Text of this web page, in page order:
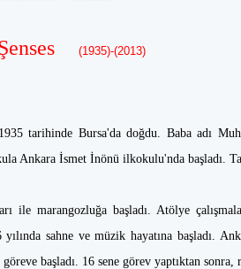
(1935)-(2013)
tarihinde Bursa'da doğdu. Baba adı
Ankara İsmet İnönü ilkokulu'nda başladı.
ile marangozluğa başladı. Atölye
sahne ve müzik hayatına başladı.
göreve başladı. 16 sene görev yaptıktan